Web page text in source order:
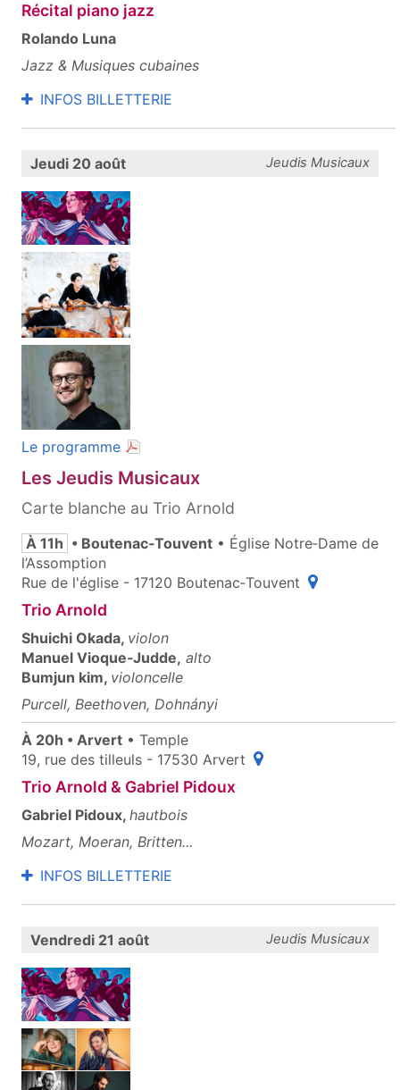
Récital piano jazz
Rolando Luna
Jazz & Musiques cubaines
INFOS BILLETTERIE
Jeudi 20 août Jeudis Musicaux
Le programme(document PDF, ouvre une nouvelle
Les Jeudis Musicaux
Carte blanche au Trio Arnold
À 11h • Boutenac‑Touvent • Église Notre‑Dame de
l’Assomption
Rue de l'église - 17120 Boutenac‑Touvent (ouvre une
Trio Arnold
Shuichi Okada, violon
Manuel Vioque‑Judde, alto
Bumjun kim, violoncelle
Purcell, Beethoven, Dohnányi
À 20h • Arvert • Temple
19, rue des tilleuls - 17530 Arvert (ouvre une fenêtre
Trio Arnold & Gabriel Pidoux
Gabriel Pidoux, hautbois
Mozart, Moeran, Britten...
INFOS BILLETTERIE
Vendredi 21 août Jeudis Musicaux